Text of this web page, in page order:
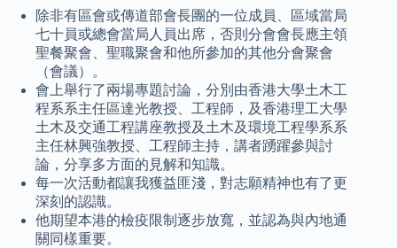
除非有區會或傳道部會長團的一位成員、區域當局
七十員或總會當局人員出席，否則分會會長應主領
聖餐聚會、聖職聚會和他所參加的其他分會聚會
（會議）。
會上舉行了兩場專題討論，分別由香港大學土木工
程系系主任區達光教授、工程師，及香港理工大學
土木及交通工程講座教授及土木及環境工程學系系
主任林興強教授、工程師主持，講者踴躍參與討
論，分享多方面的見解和知識。
每一次活動都讓我獲益匪淺，對志願精神也有了更
深刻的認識。
他期望本港的檢疫限制逐步放寬，並認為與內地通
關同樣重要。